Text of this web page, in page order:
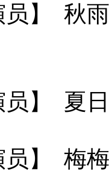
员】
员】
员】